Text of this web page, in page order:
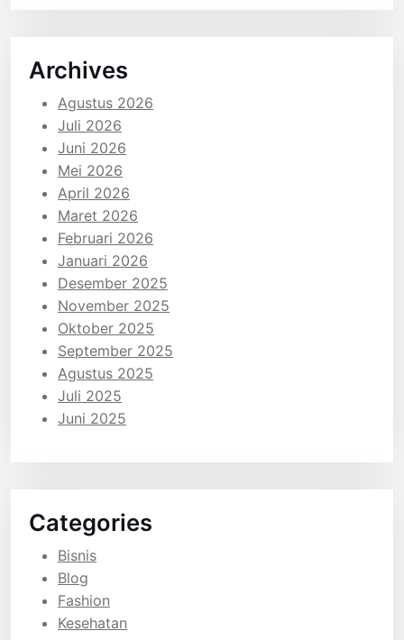
Archives
Agustus 2026
Juli 2026
Juni 2026
Mei 2026
April 2026
Maret 2026
Februari 2026
Januari 2026
Desember 2025
November 2025
Oktober 2025
September 2025
Agustus 2025
Juli 2025
Juni 2025
Categories
Bisnis
Blog
Fashion
Kesehatan